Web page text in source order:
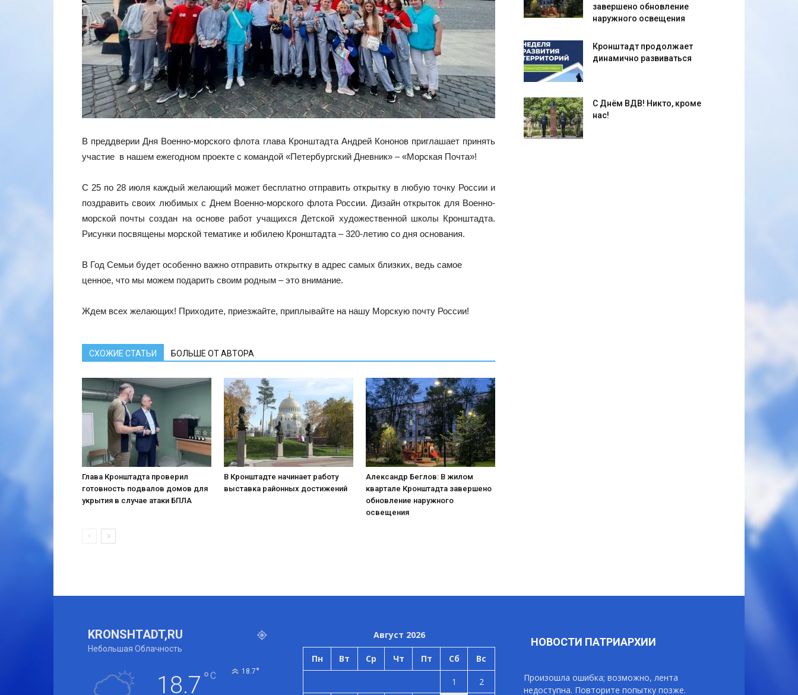
В преддверии Дня Военно-морского флота глава Кронштадта Андрей Кононов приглашает принять
участие в нашем ежегодном проекте с командой «Петербургский Дневник» – «Морская Почта»!
С 25 по 28 июля каждый желающий может бесплатно отправить открытку в любую точку России и
поздравить своих любимых с Днем Военно-морского флота России. Дизайн открыток для Военно-
морской почты создан на основе работ учащихся Детской художественной школы Кронштадта.
Рисунки посвящены морской тематике и юбилею Кронштадта – 320-летию со дня основания.
В Год Семьи будет особенно важно отправить открытку в адрес самых близких, ведь самое
ценное, что мы можем подарить своим родным – это внимание.
Ждем всех желающих! Приходите, приезжайте, приплывайте на нашу Морскую почту России!
СХОЖИЕ СТАТЬИ БОЛЬШЕ ОТ АВТОРА
Глава Кронштадта проверил
готовность подвалов домов для
укрытия в случае атаки БПЛА
В Кронштадте начинает работу
выставка районных достижений
Александр Беглов: В жилом
квартале Кронштадта завершено
обновление наружного
освещения
завершено обновление
наружного освещения
Кронштадт продолжает
динамично развиваться
С Днём ВДВ! Никто, кроме
нас!
KRONSHTADT,RU
Небольшая Облачность
18.7 °C 18.7°
Август 2026
Пн Вт Ср Чт Пт Сб Вс
1 2
НОВОСТИ ПАТРИАРХИИ
Произошла ошибка; возможно, лента
недоступна. Повторите попытку позже.